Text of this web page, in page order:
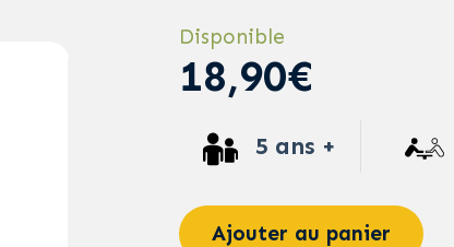
Disponible
18,90€
5 ans +
Ajouter au panier